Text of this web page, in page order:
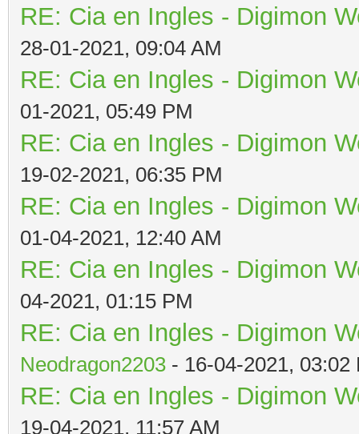
RE: Cia en Ingles - Digimon
28-01-2021, 09:04 AM
RE: Cia en Ingles - Digimon
01-2021, 05:49 PM
RE: Cia en Ingles - Digimon
19-02-2021, 06:35 PM
RE: Cia en Ingles - Digimon
01-04-2021, 12:40 AM
RE: Cia en Ingles - Digimon
04-2021, 01:15 PM
RE: Cia en Ingles - Digimon
Neodragon2203 - 16-04-2021, 03:02
RE: Cia en Ingles - Digimon
19-04-2021, 11:57 AM